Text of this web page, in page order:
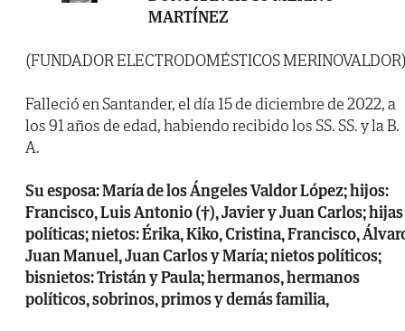
MARTÍNEZ
(FUNDADOR ELECTRODOMÉSTICOS
Falleció en Santander, el día 15 de diciembre de 2022, a
los 91 años de edad, habiendo recibido los SS. SS. y la B.
A.
Su esposa: María de los Ángeles Valdor López; hijos:
Francisco, Luis Antonio (†), Javier y Juan Carlos; hijas
políticas; nietos: Érika, Kiko, Cristina, Francisco,
Juan Manuel, Juan Carlos y María; nietos políticos;
bisnietos: Tristán y Paula; hermanos, hermanos
políticos, sobrinos, primos y demás familia,